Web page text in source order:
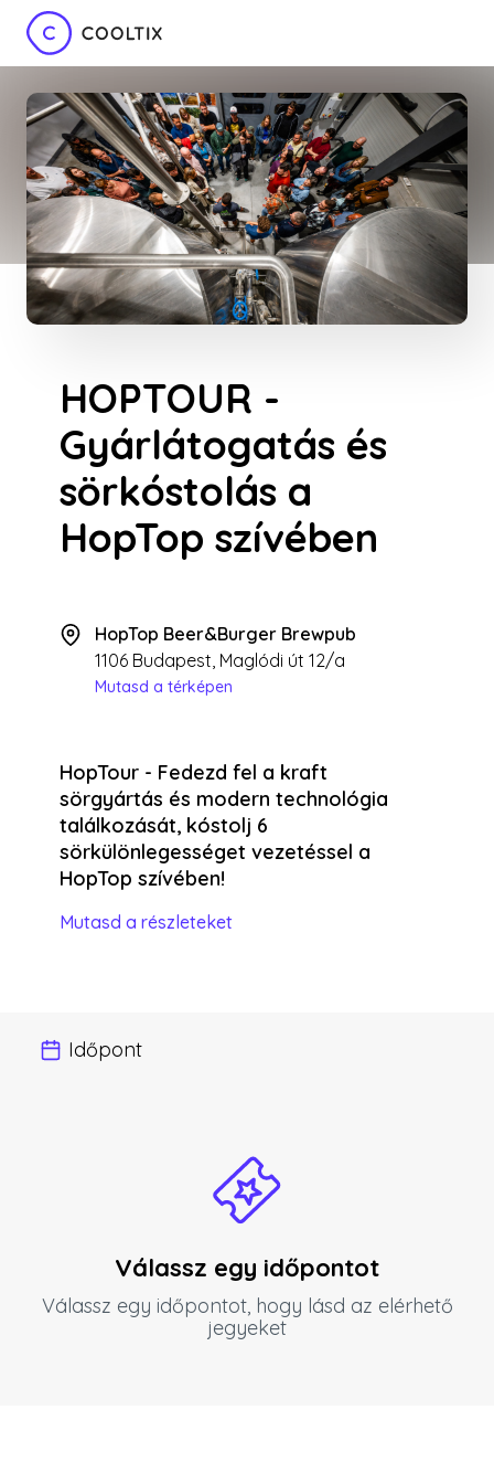
HOPTOUR -
Gyárlátogatás és
sörkóstolás a
HopTop szívében
HopTop Beer&Burger Brewpub
1106 Budapest, Maglódi út 12/a
Mutasd a térképen
HopTour - Fedezd fel a kraft
sörgyártás és modern technológia
találkozását, kóstolj 6
sörkülönlegességet vezetéssel a
HopTop szívében!
Mutasd a részleteket
Időpont
Válassz egy időpontot
Válassz egy időpontot, hogy lásd az elérhető
jegyeket